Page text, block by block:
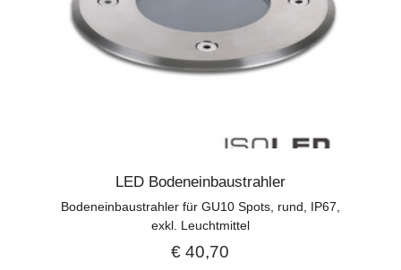
LED Bodeneinbaustrahler
Bodeneinbaustrahler für GU10 Spots, rund, IP67,
exkl. Leuchtmittel
€ 40,70